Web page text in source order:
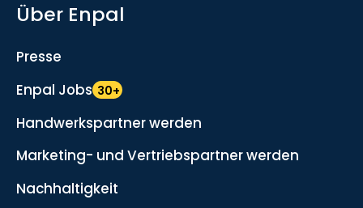
Über Enpal
Presse
Enpal Jobs 30+
Handwerkspartner werden
Marketing- und Vertriebspartner werden
Nachhaltigkeit